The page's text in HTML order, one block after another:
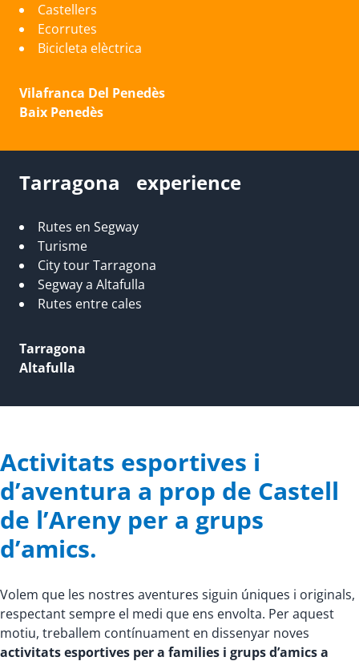
Castellers
Ecorrutes
Bicicleta elèctrica
Vilafranca Del Penedès
Baix Penedès
Tarragona experience
Rutes en Segway
Turisme
City tour Tarragona
Segway a Altafulla
Rutes entre cales
Tarragona
Altafulla
Activitats esportives i
d’aventura a prop de Castell
de l’Areny per a grups
d’amics.
Volem que les nostres aventures siguin úniques i originals,
respectant sempre el medi que ens envolta. Per aquest
motiu, treballem contínuament en dissenyar noves
activitats esportives per a families i grups d’amics a